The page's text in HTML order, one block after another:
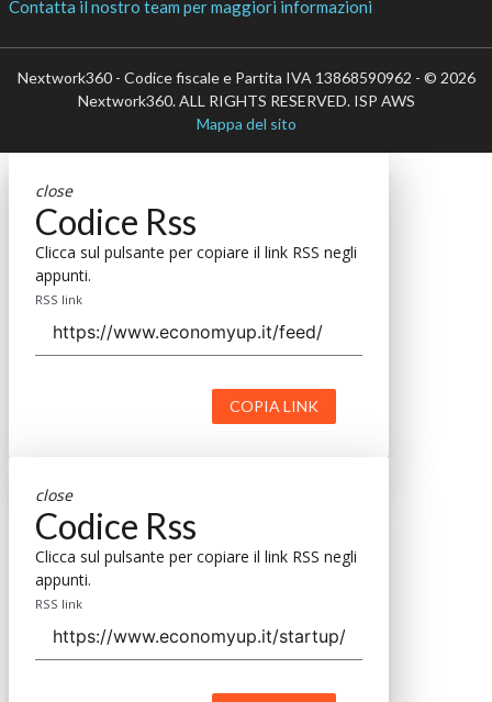
Contatta il nostro team per maggiori informazioni
Nextwork360 - Codice fiscale e Partita IVA 13868590962 - © 2026
Nextwork360. ALL RIGHTS RESERVED. ISP AWS
Mappa del sito
close
Codice Rss
Clicca sul pulsante per copiare il link RSS negli
appunti.
RSS link
COPIA LINK
close
Codice Rss
Clicca sul pulsante per copiare il link RSS negli
appunti.
RSS link